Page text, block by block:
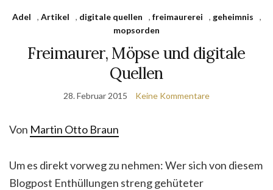
Adel , Artikel , digitale quellen , freimaurerei , geheimnis
,
mopsorden
Freimaurer, Möpse und digitale
Quellen
28. Februar 2015 Keine Kommentare
Von Martin Otto Braun
Um es direkt vorweg zu nehmen: Wer sich von diesem
Blogpost Enthüllungen streng gehüteter